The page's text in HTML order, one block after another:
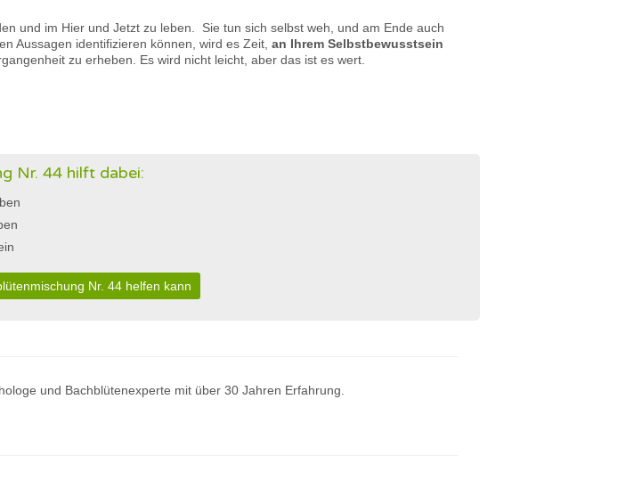
und im Hier und Jetzt zu leben. Sie tun sich selbst weh, und am Ende auch
Aussagen identifizieren können, wird es Zeit, an Ihrem Selbstbewusstsein
zu erheben. Es wird nicht leicht, aber das ist es wert.
Nr. 44 hilft dabei:
Nr. 44 helfen kann
und Bachblütenexperte mit über 30 Jahren Erfahrung.